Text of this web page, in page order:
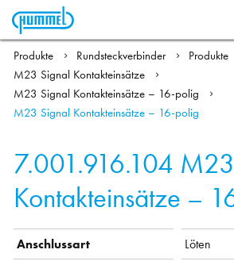
Produkte Rundsteckverbinder Produkte
M23 Signal Kontakteinsätze
M23 Signal Kontakteinsätze – 16-polig
M23 Signal Kontakteinsätze – 16-polig
7.001.916.104
Kontakteinsätze –
Anschlussart
Löten